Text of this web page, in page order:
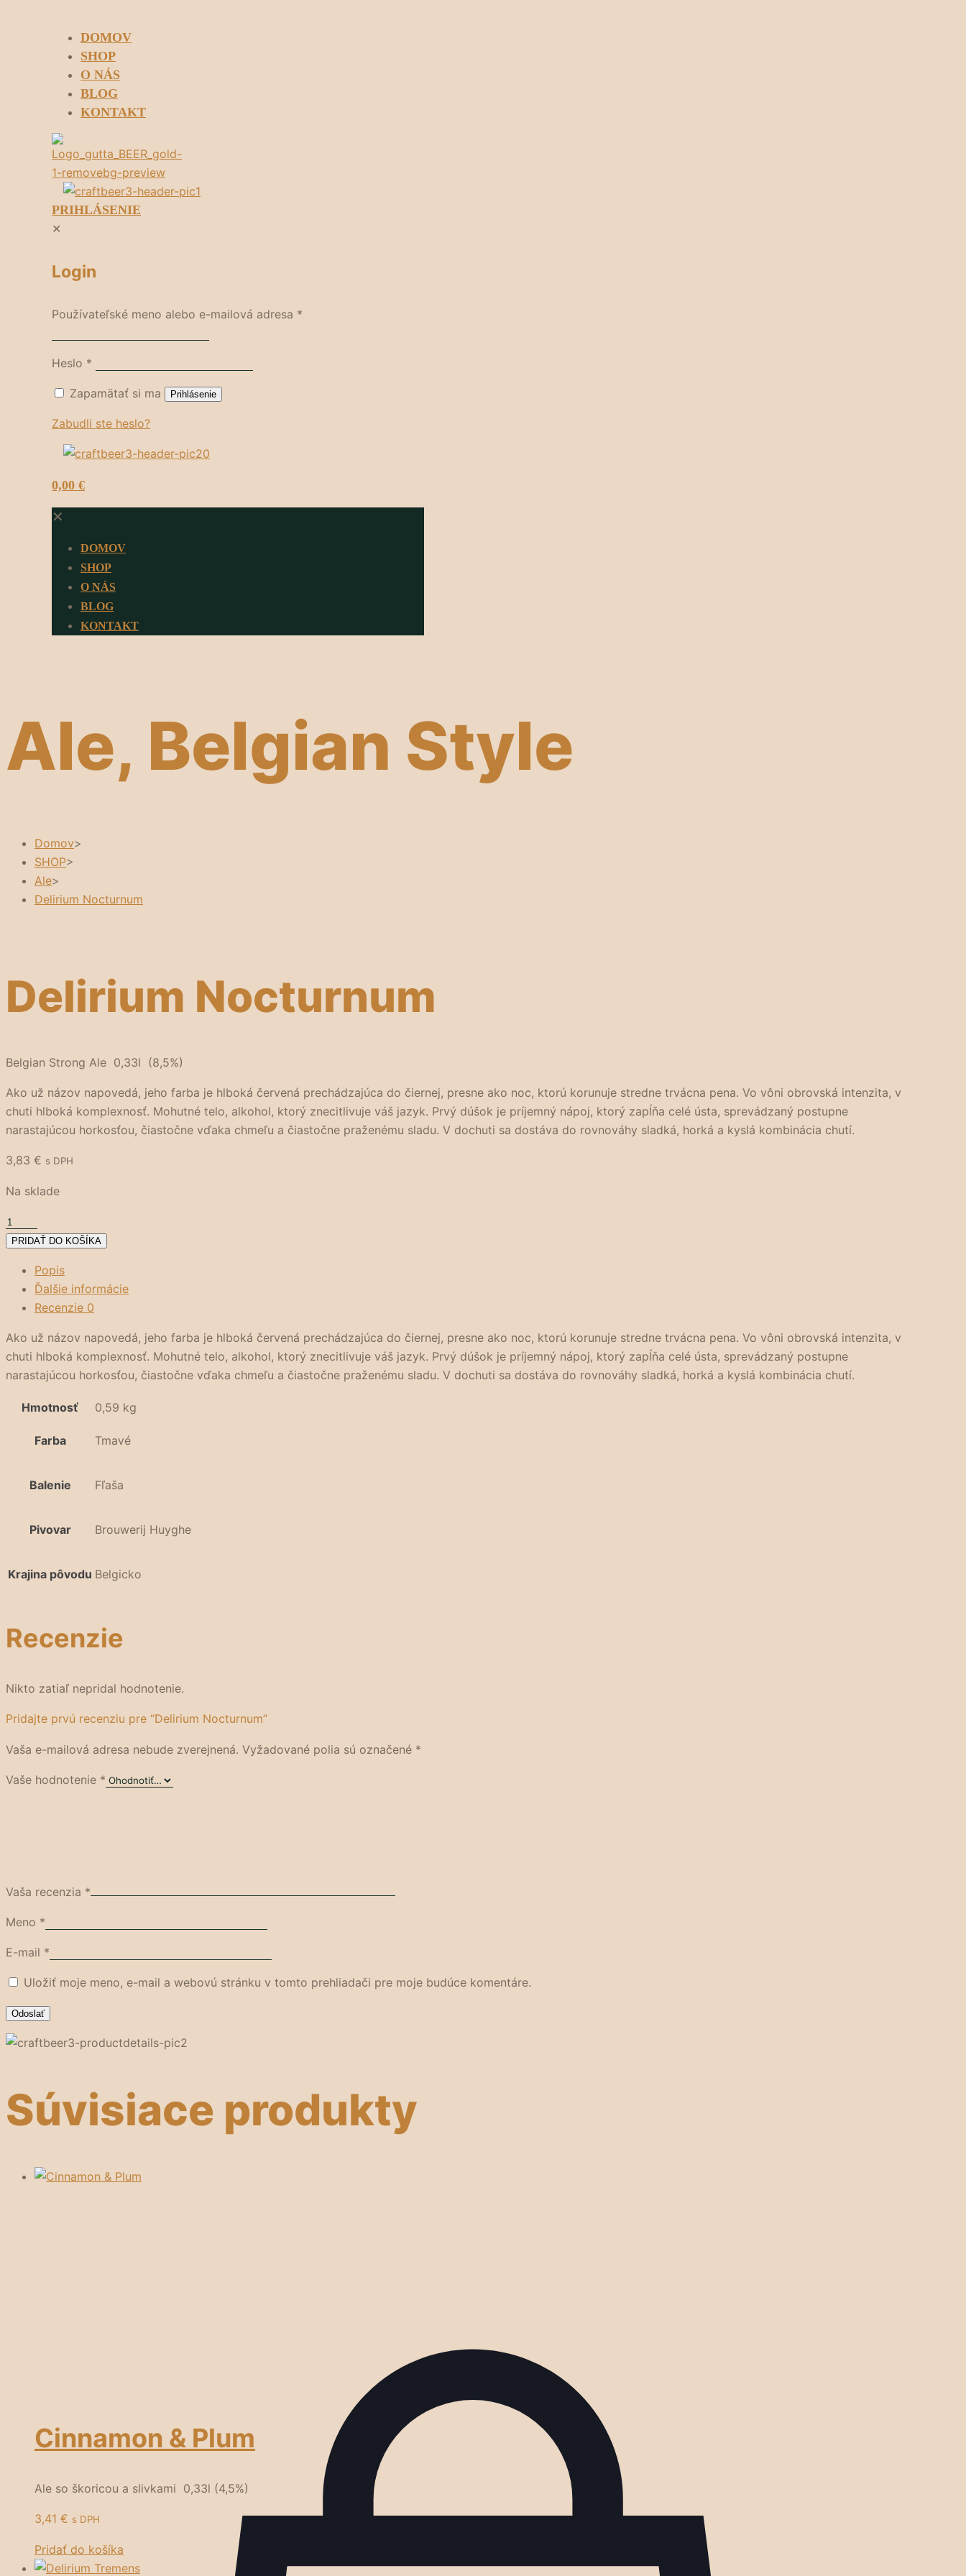
DOMOV
SHOP
O NÁS
BLOG
KONTAKT
PRIHLÁSENIE
✕
Login
Používateľské meno alebo e-mailová adresa *
Heslo *
Zapamätať si ma Prihlásenie
Zabudli ste heslo?
0
0,00 €
✕
DOMOV
SHOP
O NÁS
BLOG
KONTAKT
Ale, Belgian Style
Domov>
SHOP>
Ale>
Delirium Nocturnum
Delirium Nocturnum
Belgian Strong Ale 0,33l (8,5%)
Ako už názov napovedá, jeho farba je hlboká červená prechádzajúca do čiernej, presne ako noc, ktorú korunuje stredne trvácna pena. Vo vôni obrovská intenzita, v
chuti hlboká komplexnosť. Mohutné telo, alkohol, ktorý znecitlivuje váš jazyk. Prvý dúšok je príjemný nápoj, ktorý zapĺňa celé ústa, sprevádzaný postupne
narastajúcou horkosťou, čiastočne vďaka chmeľu a čiastočne praženému sladu. V dochuti sa dostáva do rovnováhy sladká, horká a kyslá kombinácia chutí.
3,83 € s DPH
Na sklade
množstvo
Delirium
PRIDAŤ DO KOŠÍKA
Popis
Ďalšie informácie
Recenzie 0
Ako už názov napovedá, jeho farba je hlboká červená prechádzajúca do čiernej, presne ako noc, ktorú korunuje stredne trvácna pena. Vo vôni obrovská intenzita, v
chuti hlboká komplexnosť. Mohutné telo, alkohol, ktorý znecitlivuje váš jazyk. Prvý dúšok je príjemný nápoj, ktorý zapĺňa celé ústa, sprevádzaný postupne
narastajúcou horkosťou, čiastočne vďaka chmeľu a čiastočne praženému sladu. V dochuti sa dostáva do rovnováhy sladká, horká a kyslá kombinácia chutí.
Hmotnosť 0,59 kg
Farba Tmavé
Balenie Fľaša
Pivovar Brouwerij Huyghe
Krajina pôvodu Belgicko
Recenzie
Nikto zatiaľ nepridal hodnotenie.
Pridajte prvú recenziu pre “Delirium Nocturnum”
Vaša e-mailová adresa nebude zverejnená. Vyžadované polia sú označené *
Vaše hodnotenie *
Vaša recenzia *
Meno *
E-mail *
Uložiť moje meno, e-mail a webovú stránku v tomto prehliadači pre moje budúce komentáre.
Súvisiace produkty
Cinnamon & Plum
Ale so škoricou a slivkami 0,33l (4,5%)
3,41 € s DPH
Pridať do košíka